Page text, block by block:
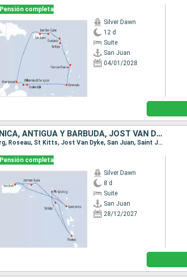
Pensión completa
Silver Dawn
12 d
Suite
San Juan
04/01/2028
PORTO RICO, SAN MARTÍN, DOMINICA, ANTIGUA Y BARBUDA, JOST VAN DYKE
Itinerario : San Juan, Saint Johns, Philipsburg, Roseau, St Kitts, Jost Van Dyke, San Juan, Saint Johns, Philipsburg, Roseau, St Kitts, Jost Van Dyke, San Juan
Pensión completa
Silver Dawn
8 d
Suite
San Juan
28/12/2027